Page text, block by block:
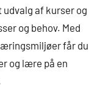
af kurser og
og behov. Med
får du
og lære på en